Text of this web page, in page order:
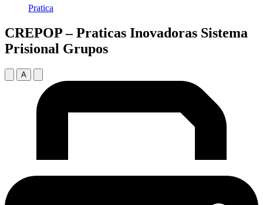
Pratica
CREPOP – Praticas Inovadoras Sistema
Prisional Grupos
A